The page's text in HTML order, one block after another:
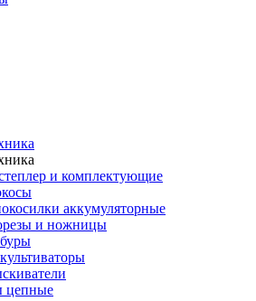
и комплектующие
аккумуляторные
и ножницы
цепные